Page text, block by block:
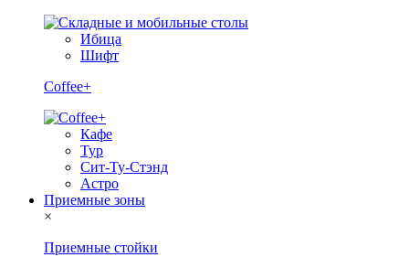
Ибица
Шифт
Coffee+
Кафе
Тур
Сит-Ту-Стэнд
Астро
Приемные зоны
×
Приемные стойки